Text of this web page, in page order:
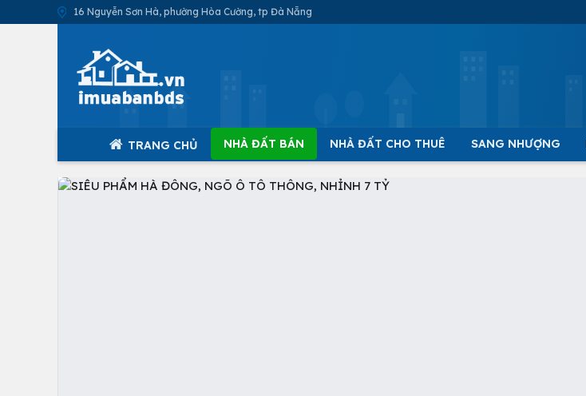
16 Nguyễn Sơn Hà, phường Hòa Cường, tp Đà Nẵng
TRANG CHỦ NHÀ ĐẤT BÁN NHÀ ĐẤT CHO THUÊ SANG NHƯỢNG